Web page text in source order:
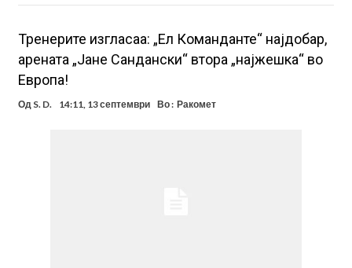
Тренерите изгласаа: „Ел Команданте“ најдобар,
арената „Јане Сандански“ втора „најжешка“ во
Европа!
Од S. D. 14:11, 13 септември Во : Ракомет